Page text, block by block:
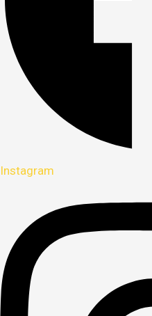
Instagram